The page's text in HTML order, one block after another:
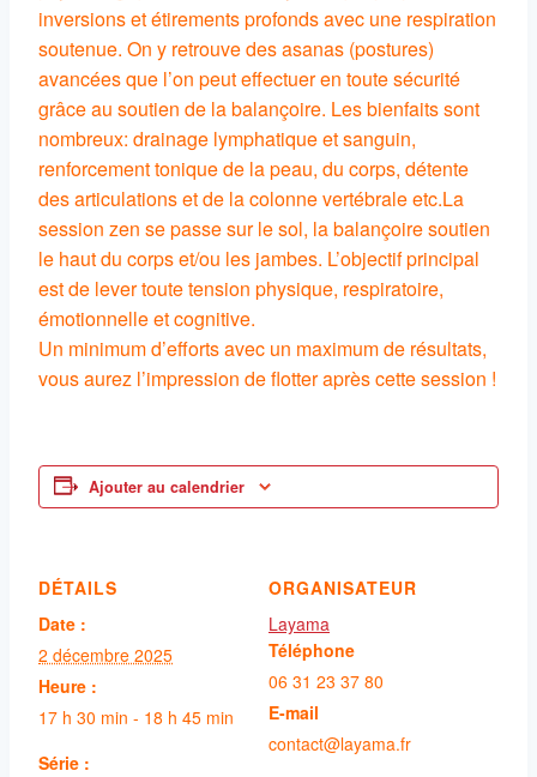
inversions et étirements profonds avec une respiration
soutenue. On y retrouve des asanas (postures)
avancées que l’on peut effectuer en toute sécurité
grâce au soutien de la balançoire. Les bienfaits sont
nombreux: drainage lymphatique et sanguin,
renforcement tonique de la peau, du corps, détente
des articulations et de la colonne vertébrale etc.La
session zen se passe sur le sol, la balançoire soutien
le haut du corps et/ou les jambes. L’objectif principal
est de lever toute tension physique, respiratoire,
émotionnelle et cognitive.
Un minimum d’efforts avec un maximum de résultats,
vous aurez l’impression de flotter après cette session !
Ajouter au calendrier
DÉTAILS
Date :
2 décembre 2025
Heure :
17 h 30 min - 18 h 45 min
Série :
ORGANISATEUR
Layama
Téléphone
06 31 23 37 80
E-mail
contact@layama.fr